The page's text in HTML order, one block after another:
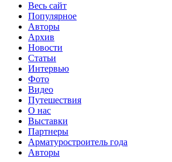
Весь сайт
Популярное
Авторы
Архив
Новости
Статьи
Интервью
Фото
Видео
Путешествия
О нас
Выставки
Партнеры
Арматуростроитель года
Авторы